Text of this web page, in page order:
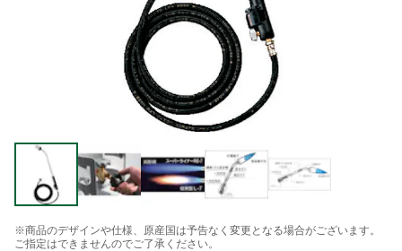
※商品のデザインや仕様、原産国は予告なく変更となる場合がございます。
ご指定はできませんのでご了承ください。